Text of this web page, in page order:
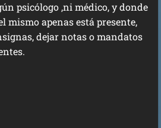
psicólogo ,ni médico, y donde
mismo apenas está presente,
dejar notas o mandatos